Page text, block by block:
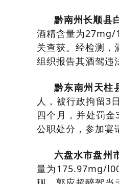
黔南州长顺县
酒精含量为27mg/
关查获。经检测
组织报告其酒驾违
黔东南州天柱
人，被行政拘留3
四个月，并处罚
公职处分，参加宴
六盘水市盘州
量为175.97mg/